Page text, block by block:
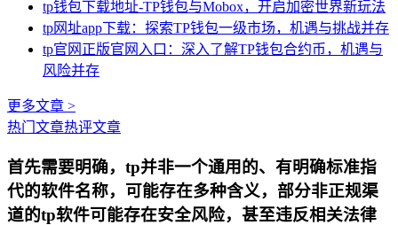
tp钱包下载地址-TP钱包与Mobox，开启加密世界新玩法
tp网址app下载：探索TP钱包一级市场，机遇与挑战并存
tp官网正版官网入口：深入了解TP钱包合约币，机遇与
风险并存
更多文章 >
热门文章热评文章
首先需要明确，tp并非一个通用的、有明确标准指
代的软件名称，可能存在多种含义，部分非正规渠
道的tp软件可能存在安全风险，甚至违反相关法律